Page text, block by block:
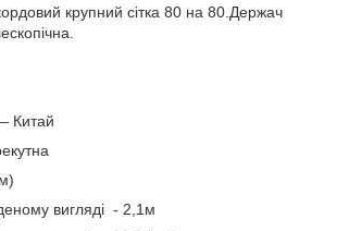
крупний сітка 80 на 80.Держач
Китай
вигляді - 2,1м